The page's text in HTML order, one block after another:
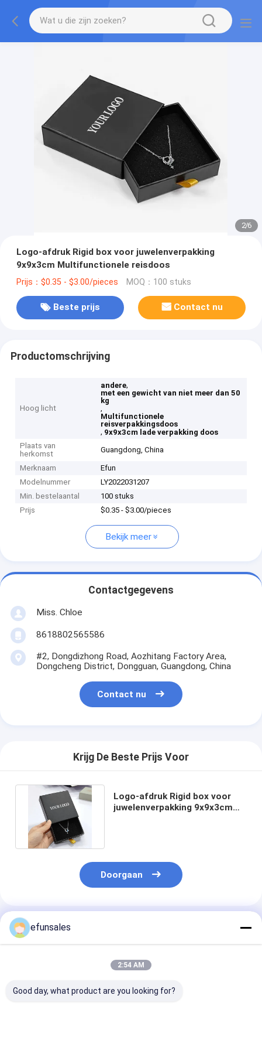
2/6
Logo-afdruk Rigid box voor juwelenverpakking
9x9x3cm Multifunctionele reisdoos
Prijs：$0.35 - $3.00/pieces MOQ：100 stuks
Beste prijs Contact nu
Productomschrijving
Hoog licht
andere,
met een gewicht van niet meer dan 50
kg
,
Multifunctionele
reisverpakkingsdoos
, 9x9x3cm lade verpakking doos
Plaats van
herkomst
Guangdong, China
Merknaam
Efun
Modelnummer
LY2022031207
Min. bestelaantal
100 stuks
Prijs
$0.35 - $3.00/pieces
Bekijk meer
Contactgegevens
Miss. Chloe
8618802565586
#2, Dongdizhong Road, Aozhitang Factory Area,
Dongcheng District, Dongguan, Guangdong, China
Contact nu
Krijg De Beste Prijs Voor
Logo-afdruk Rigid box voor
juwelenverpakking 9x9x3cm
Doorgaan
Geadviseerde Producten
efunsales
2:54 AM
Good day, what product are you looking for?